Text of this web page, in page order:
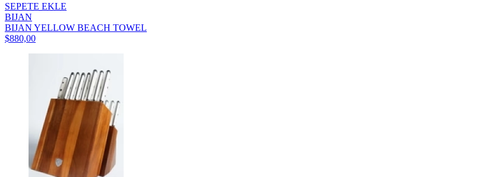
SEPETE EKLE
BIJAN
BIJAN YELLOW BEACH TOWEL
$880,00